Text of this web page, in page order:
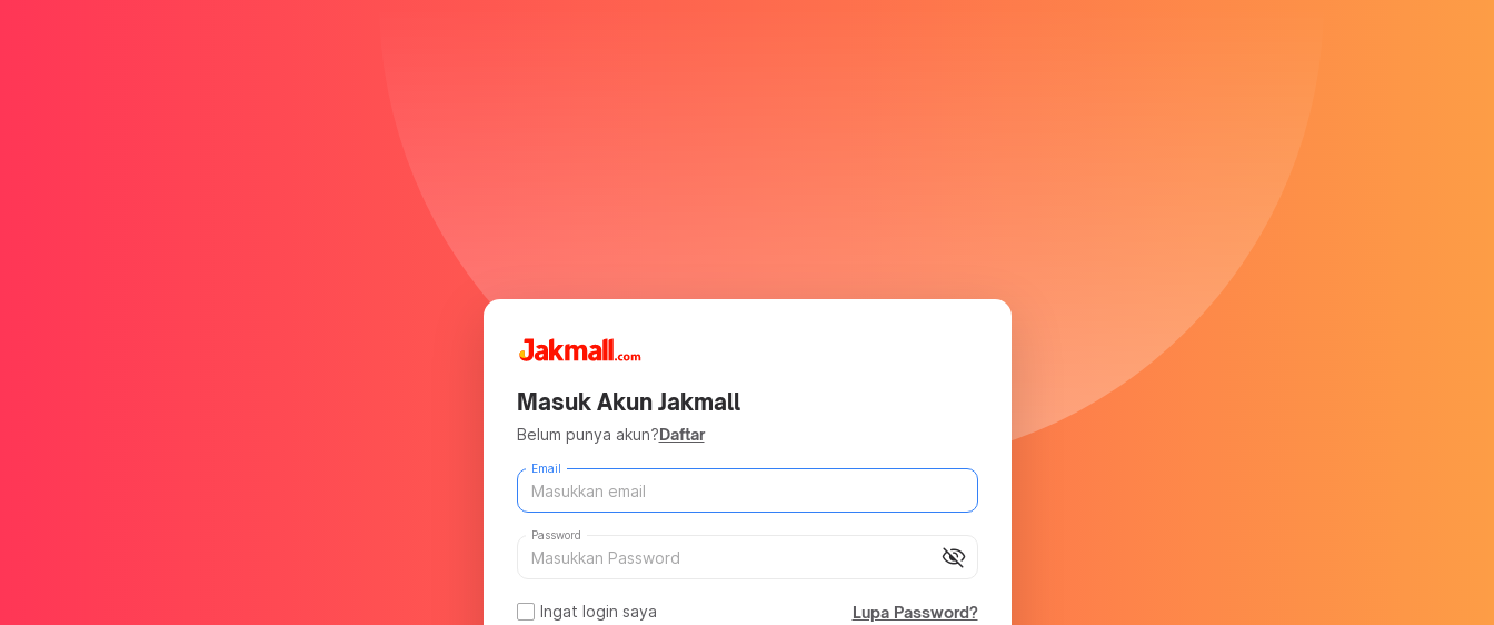
Masuk Akun Jakmall
Belum punya akun?Daftar
Email
visibility_off
Password
Ingat login saya Lupa Password?